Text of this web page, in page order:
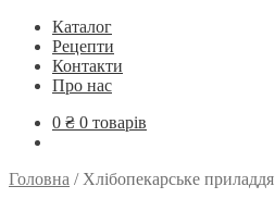
Каталог
Рецепти
Контакти
Про нас
0 ₴ 0 товарів
Головна / Хлібопекарське приладдя